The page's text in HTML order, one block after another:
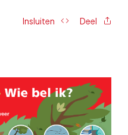
Insluiten Deel